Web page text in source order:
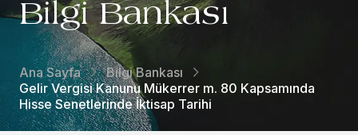
Bilgi Bankası
Ana Sayfa
Bilgi Bankası
Gelir Vergisi Kanunu Mükerrer m. 80 Kapsamında
Hisse Senetlerinde İktisap Tarihi